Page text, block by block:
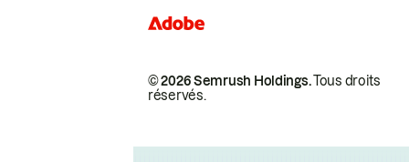
© 2026 Semrush Holdings.Tous droits
réservés.